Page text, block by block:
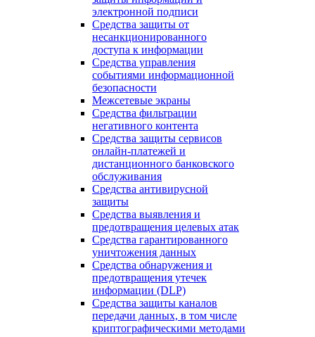
электронной подписи
Средства защиты от
несанкционированного
доступа к информации
Средства управления
событиями информационной
безопасности
Межсетевые экраны
Средства фильтрации
негативного контента
Средства защиты сервисов
онлайн-платежей и
дистанционного банковского
обслуживания
Средства антивирусной
защиты
Средства выявления и
предотвращения целевых атак
Средства гарантированного
уничтожения данных
Средства обнаружения и
предотвращения утечек
информации (DLP)
Средства защиты каналов
передачи данных, в том числе
криптографическими методами